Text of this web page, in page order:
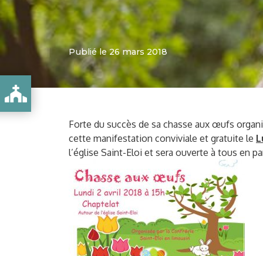
Publié le 26 mars 2018
Forte du succès de sa chasse aux œufs
cette manifestation conviviale et gratuite le
l’église Saint-Eloi et sera ouverte à tous en